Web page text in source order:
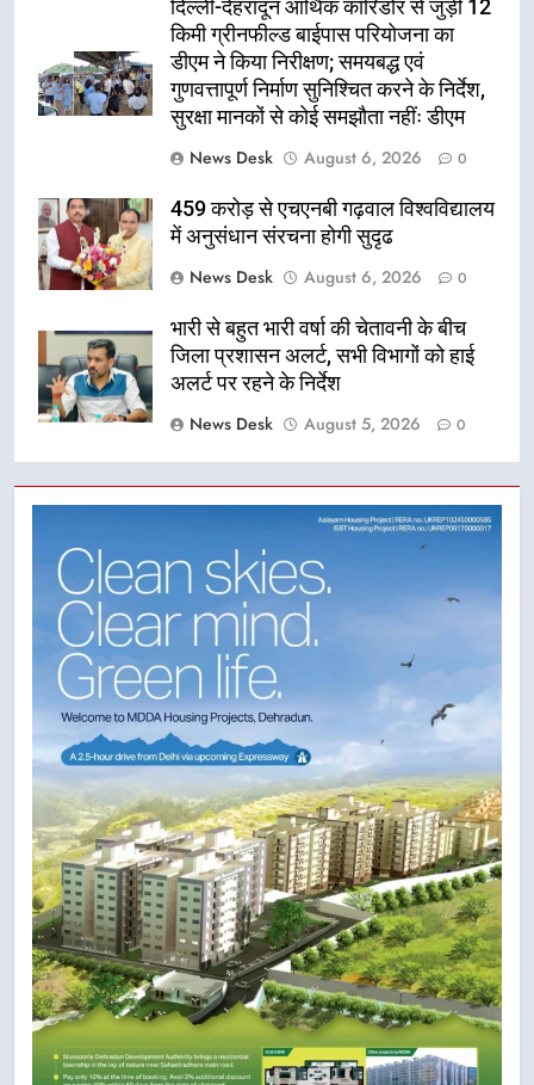
दिल्ली-देहरादून आर्थिक कॉरिडोर से जुड़ी 12
किमी ग्रीनफील्ड बाईपास परियोजना का
डीएम ने किया निरीक्षण; समयबद्ध एवं
गुणवत्तापूर्ण निर्माण सुनिश्चित करने के निर्देश,
सुरक्षा मानकों से कोई समझौता नहींः डीएम
News Desk
August 6, 2026 0
459 करोड़ से एचएनबी गढ़वाल विश्वविद्यालय
में अनुसंधान संरचना होगी सुदृढ
News Desk
August 6, 2026 0
भारी से बहुत भारी वर्षा की चेतावनी के बीच
जिला प्रशासन अलर्ट, सभी विभागों को हाई
अलर्ट पर रहने के निर्देश
News Desk
August 5, 2026 0